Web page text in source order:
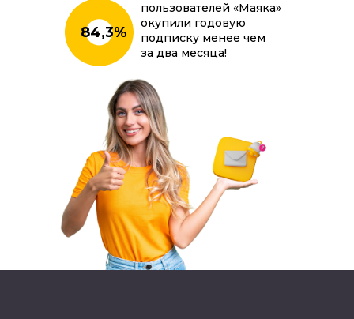
пользователей «Маяка»
окупили годовую
подписку менее чем
за два месяца!
84,3%